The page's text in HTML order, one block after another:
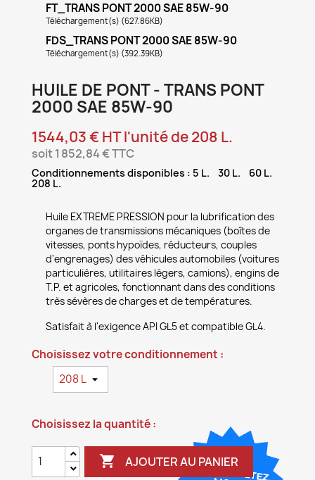
FT_TRANS PONT 2000 SAE 85W-90
Téléchargement(s) (627.86KB)
FDS_TRANS PONT 2000 SAE 85W-90
Téléchargement(s) (392.39KB)
HUILE DE PONT - TRANS PONT
2000 SAE 85W-90
1544,03 € HT l'unité de 208 L.
soit 1 852,84 € TTC
Conditionnements disponibles : 5 L. 30 L. 60 L.
208 L.
Huile EXTREME PRESSION pour la lubrification des
organes de transmissions mécaniques (boîtes de
vitesses, ponts hypoïdes, réducteurs, couples
d'engrenages) des véhicules automobiles (voitures
particulières, utilitaires légers, camions), engins de
T.P. et agricoles, fonctionnant dans des conditions
très sévères de charges et de températures.
Satisfait à l'exigence API GL5 et compatible GL4.
Choisissez votre conditionnement :
Choisissez la quantité :
 AJOUTER AU PANIER